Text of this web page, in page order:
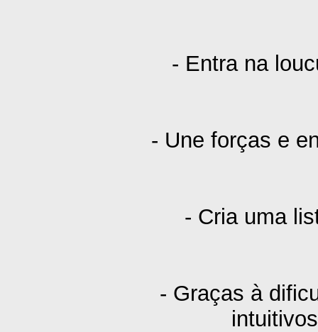
- Entra na
- Une forças e
- Cria uma
- Graças à